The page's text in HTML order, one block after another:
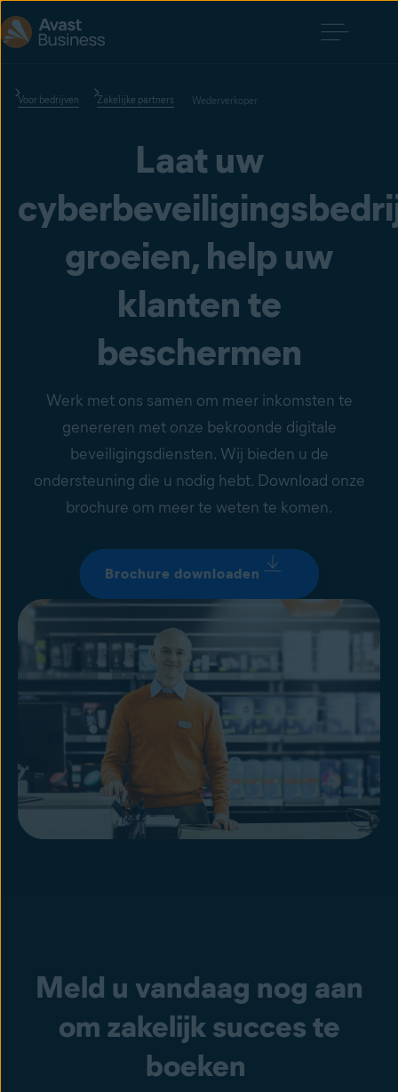
Voor bedrijven Zakelijke partners Wederverkoper
Laat uw
groeien, help uw
klanten te
beschermen
Werk met ons samen om meer inkomsten te
genereren met onze bekroonde digitale
beveiligingsdiensten. Wij bieden u de
ondersteuning die u nodig hebt. Download onze
brochure om meer te weten te komen.
Brochure downloaden
Meld u vandaag nog aan
om zakelijk succes te
boeken